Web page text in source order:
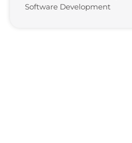
Software Development